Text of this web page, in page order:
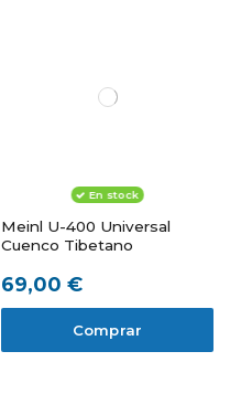
En stock
Meinl U-400 Universal
Cuenco Tibetano
69,00 €
Comprar